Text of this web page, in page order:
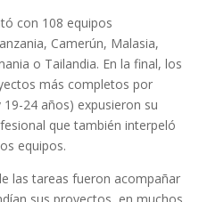
con 108 equipos
Camerún, Malasia,
o Tailandia. En la final, los
más completos por
24 años) expusieron su
que también interpeló
equipos.
las tareas fueron acompañar